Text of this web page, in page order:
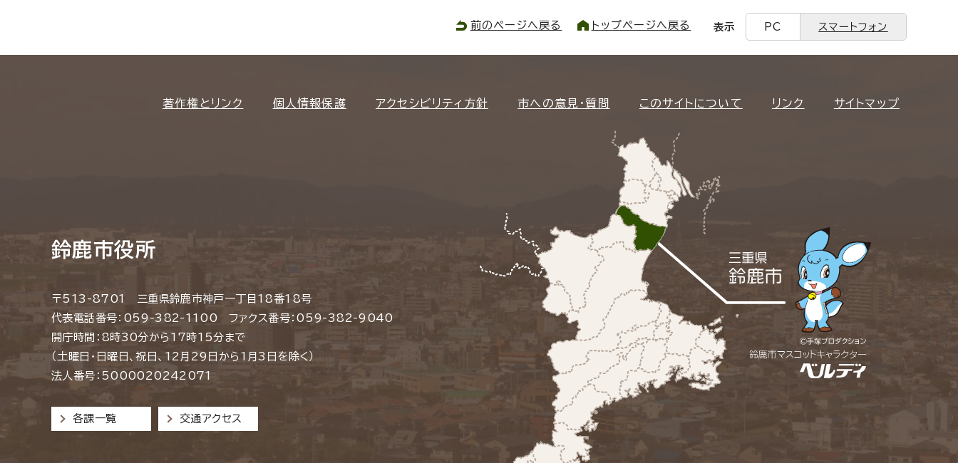
前のページへ戻る トップページへ戻る 表示 PC スマートフォン
著作権とリンク 個人情報保護 アクセシビリティ方針 市への意見・質問 このサイトについて リンク サイトマップ
鈴鹿市役所
〒513-8701 三重県鈴鹿市神戸一丁目18番18号
代表電話番号：059-382-1100 ファクス番号：059-382-9040
開庁時間：8時30分から17時15分まで
（土曜日・日曜日、祝日、12月29日から1月3日を除く）
法人番号：5000020242071
各課一覧 交通アクセス